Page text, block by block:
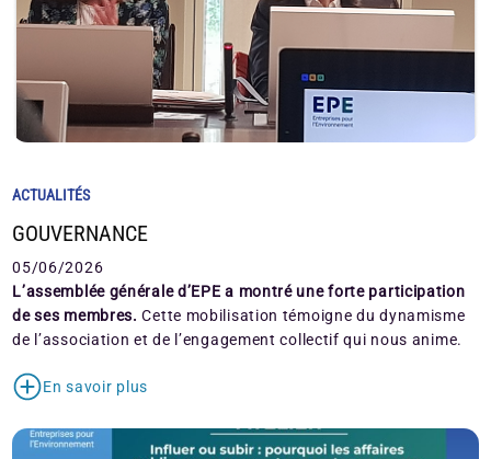
ACTUALITÉS
GOUVERNANCE
05/06/2026
L’assemblée générale d’EPE a montré une forte participation
de ses membres.Cette mobilisation témoigne du dynamisme
de l’association et de l’engagement collectif qui nous anime.
En savoir plus